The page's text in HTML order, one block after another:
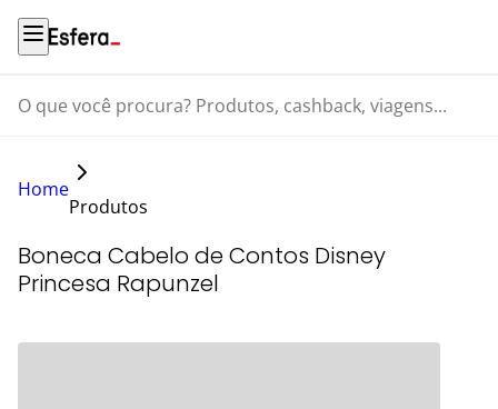
O que você procura? Produtos, cashback, viagens...
Home
Produtos
Boneca Cabelo de Contos Disney
Princesa Rapunzel